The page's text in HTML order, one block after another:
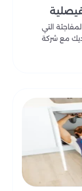
التي
مع شركة